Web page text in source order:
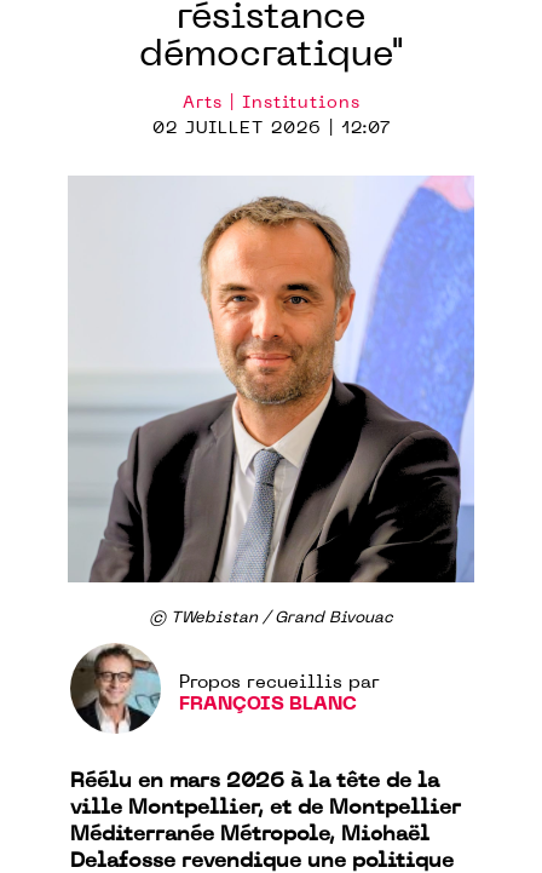
résistance
démocratique"
Arts | Institutions
02 JUILLET 2026 | 12:07
© TWebistan / Grand Bivouac
Propos recueillis par
FRANÇOIS BLANC
Réélu en mars 2026 à la tête de la
ville Montpellier, et de Montpellier
Méditerranée Métropole, Michaël
Delafosse revendique une politique